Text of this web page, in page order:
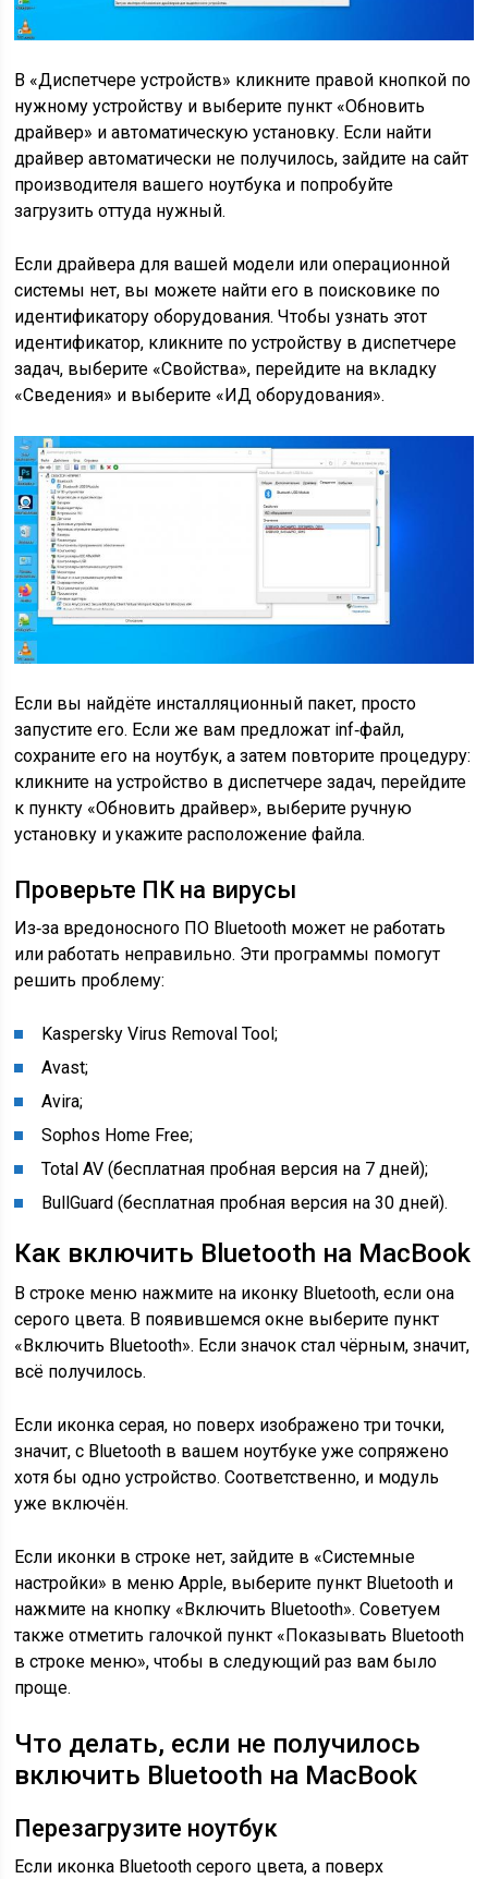
В «Диспетчере устройств» кликните правой кнопкой по
нужному устройству и выберите пункт «Обновить
драйвер» и автоматическую установку. Если найти
драйвер автоматически не получилось, зайдите на сайт
производителя вашего ноутбука и попробуйте
загрузить оттуда нужный.
Если драйвера для вашей модели или операционной
системы нет, вы можете найти его в поисковике по
идентификатору оборудования. Чтобы узнать этот
идентификатор, кликните по устройству в диспетчере
задач, выберите «Свойства», перейдите на вкладку
«Сведения» и выберите «ИД оборудования».
Если вы найдёте инсталляционный пакет, просто
запустите его. Если же вам предложат inf‑файл,
сохраните его на ноутбук, а затем повторите процедуру:
кликните на устройство в диспетчере задач, перейдите
к пункту «Обновить драйвер», выберите ручную
установку и укажите расположение файла.
Проверьте ПК на вирусы
Из‑за вредоносного ПО Bluetooth может не работать
или работать неправильно. Эти программы помогут
решить проблему:
Kaspersky Virus Removal Tool;
Avast;
Avira;
Sophos Home Free;
Total AV (бесплатная пробная версия на 7 дней);
BullGuard (бесплатная пробная версия на 30 дней).
Как включить Bluetooth на MacBook
В строке меню нажмите на иконку Bluetooth, если она
серого цвета. В появившемся окне выберите пункт
«Включить Bluetooth». Если значок стал чёрным, значит,
всё получилось.
Если иконка серая, но поверх изображено три точки,
значит, с Bluetooth в вашем ноутбуке уже сопряжено
хотя бы одно устройство. Соответственно, и модуль
уже включён.
Если иконки в строке нет, зайдите в «Системные
настройки» в меню Apple, выберите пункт Bluetooth и
нажмите на кнопку «Включить Bluetooth». Советуем
также отметить галочкой пункт «Показывать Bluetooth
в строке меню», чтобы в следующий раз вам было
проще.
Что делать, если не получилось
включить Bluetooth на MacBook
Перезагрузите ноутбук
Если иконка Bluetooth серого цвета, а поверх